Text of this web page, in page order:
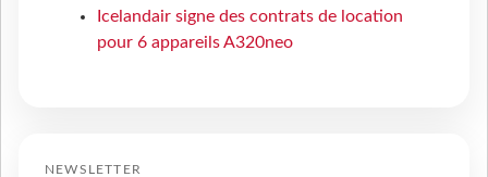
Icelandair signe des contrats de location
pour 6 appareils A320neo
NEWSLETTER